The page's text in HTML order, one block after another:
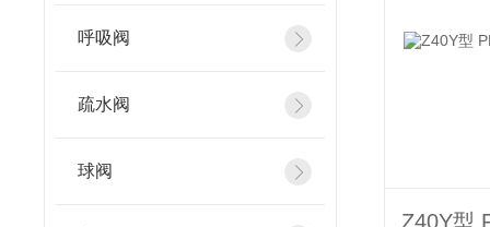
呼吸阀
疏水阀
球阀